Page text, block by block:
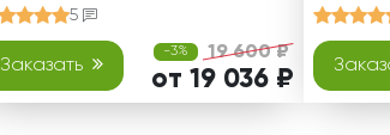
5
Заказать
-3% 19 600 ₽
от 19 036 ₽